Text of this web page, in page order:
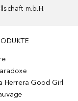
m.b.H.
Herrera Good Girl